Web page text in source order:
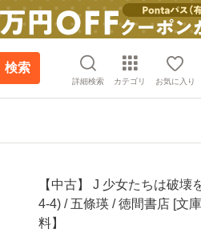
検索
詳細検索 カテゴリ お気に入り
【中古】 J 少女たちは破壊
4-4) / 五條瑛 / 徳間書店 [文
料】